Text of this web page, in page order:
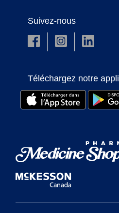
Suivez-nous
Téléchargez notre appli